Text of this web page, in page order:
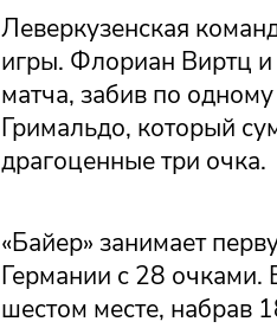
Леверкузенская
игры. Флориан Виртц и
матча, забив по
Гримальдо, который
драгоценные три очка.
«Байер» занимает
Германии с 28 очками.
шестом месте, набрав